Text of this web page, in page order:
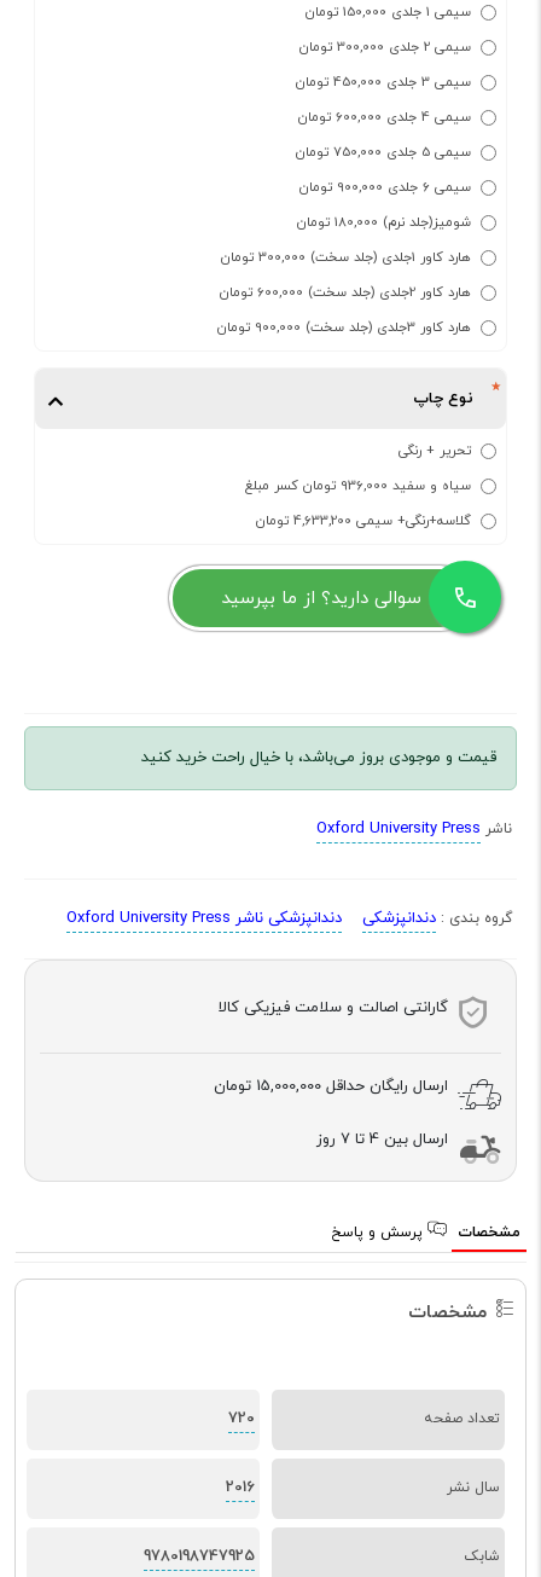
سیمی 1 جلدی 150,000 تومان
سیمی 2 جلدی 300,000 تومان
سیمی 3 جلدی 450,000 تومان
سیمی 4 جلدی 600,000 تومان
سیمی 5 جلدی 750,000 تومان
سیمی 6 جلدی 900,000 تومان
شومیز(جلد نرم) 180,000 تومان
هارد کاور 1جلدی (جلد سخت) 300,000 تومان
هارد کاور 2جلدی (جلد سخت) 600,000 تومان
هارد کاور 3جلدی (جلد سخت) 900,000 تومان
نوع چاپ
تحریر + رنگی
سیاه و سفید 936,000 تومان کسر مبلغ
گلاسه+رنگی+ سیمی 4,633,200 تومان
سوالی دارید؟ از ما بپرسید
قیمت و موجودی بروز می‌باشد، با خیال راحت خرید کنید
ناشر Oxford University Press
گروه بندی : دندانپزشکی دندانپزشکی ناشر Oxford University Press
گارانتی اصالت و سلامت فیزیکی کالا
ارسال رایگان حداقل 15,000,000 تومان
ارسال بین 4 تا 7 روز
مشخصات پرسش و پاسخ
مشخصات
تعداد صفحه 720
سال نشر 2016
شابک 9780198747925